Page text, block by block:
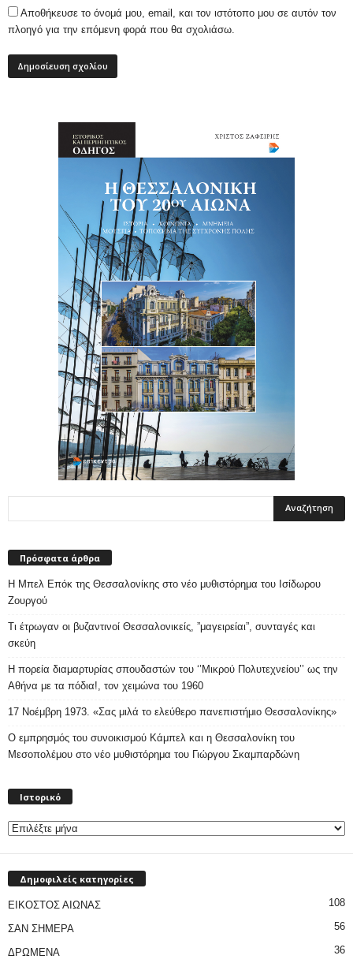
Αποθήκευσε το όνομά μου, email, και τον ιστότοπο μου σε αυτόν τον
πλοηγό για την επόμενη φορά που θα σχολιάσω.
Πρόσφατα άρθρα
Η Μπελ Επόκ της Θεσσαλονίκης στο νέο μυθιστόρημα του Ισίδωρου
Ζουργού
Τι έτρωγαν οι βυζαντινοί Θεσσαλονικείς, ”μαγειρείαι”, συνταγές και
σκεύη
Η πορεία διαμαρτυρίας σπουδαστών του ‘’Μικρού Πολυτεχνείου’’ ως την
Αθήνα με τα πόδια!, τον χειμώνα του 1960
17 Νοέμβρη 1973. «Σας μιλά το ελεύθερο πανεπιστήμιο Θεσσαλονίκης»
Ο εμπρησμός του συνοικισμού Κάμπελ και η Θεσσαλονίκη του
Μεσοπολέμου στο νέο μυθιστόρημα του Γιώργου Σκαμπαρδώνη
Ιστορικό
Δημοφιλείς κατηγορίες
ΕΙΚΟΣΤΟΣ ΑΙΩΝΑΣ 108
ΣΑΝ ΣΗΜΕΡΑ 56
ΔΡΩΜΕΝΑ 36